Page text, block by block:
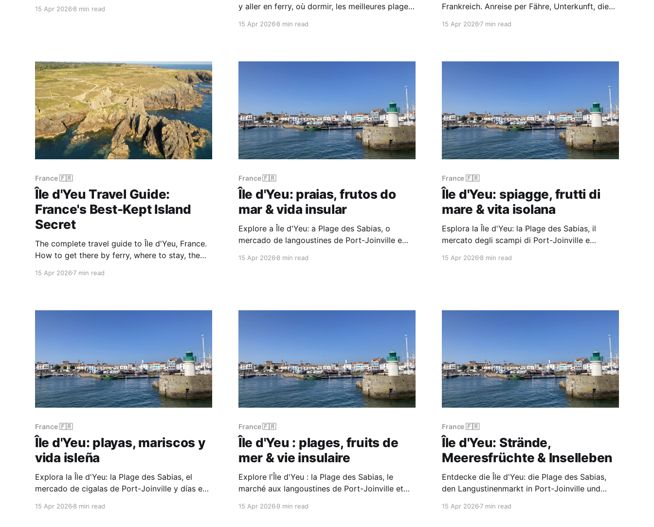
bicicleta y consejos prácticos para esta isla
15 Apr 2026 8 min read
y aller en ferry, où dormir, les meilleures plages,
conseils pratiques pour cette île atlantique loin
15 Apr 20268 min read
Frankreich. Anreise per Fähre, Unterkunft, die
Fahrradrouten und praktische Tipps für diese
15 Apr 20267 min read
France 🇫🇷
Île d'Yeu Travel Guide:
France's Best-Kept Island
Secret
The complete travel guide to Île d'Yeu, France.
How to get there by ferry, where to stay, the
cycling routes and practical tips for this off-
15 Apr 2026 7 min read
France 🇫🇷
Île d'Yeu: praias, frutos do
mar & vida insular
Explore a Île d'Yeu: a Plage des Sabias, o
mercado de langoustines de Port-Joinville e
mais preservadas da França.
15 Apr 20268 min read
France 🇫🇷
Île d'Yeu: spiagge, frutti di
mare & vita isolana
Esplora la Île d'Yeu: la Plage des Sabias, il
mercato degli scampi di Port-Joinville e
atlantiche più autentiche della Francia.
15 Apr 20268 min read
France 🇫🇷
Île d'Yeu: playas, mariscos y
vida isleña
Explora la Île d'Yeu: la Plage des Sabias, el
mercado de cigalas de Port-Joinville y días en
auténticas de Francia.
15 Apr 2026 8 min read
France 🇫🇷
Île d'Yeu : plages, fruits de
mer & vie insulaire
Explore l'Île d'Yeu : la Plage des Sabias, le
marché aux langoustines de Port-Joinville et
atlantiques les plus préservées de France.
15 Apr 20269 min read
France 🇫🇷
Île d'Yeu: Strände,
Meeresfrüchte & Inselleben
Entdecke die Île d'Yeu: die Plage des Sabias,
den Langustinenmarkt in Port-Joinville und
Atlantikinseln Frankreichs.
15 Apr 20267 min read